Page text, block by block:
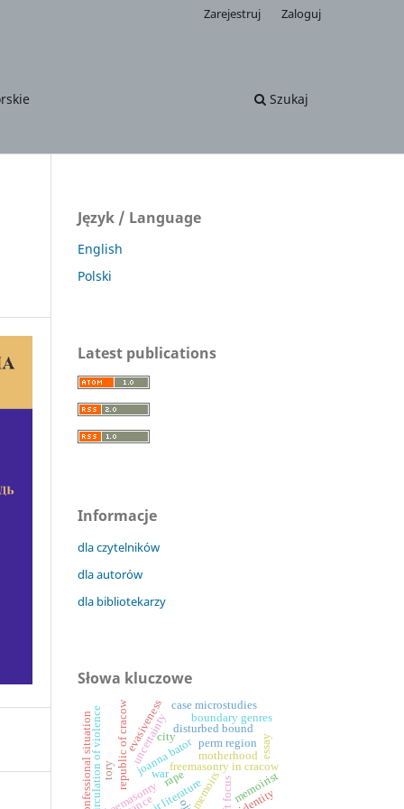
Szukaj
Zarejestruj Zaloguj
Język / Language
English
Polski
Latest publications
Informacje
dla czytelników
dla autorów
dla bibliotekarzy
Słowa kluczowe
freemasonry
freemasonry in cracow
republic of cracow motherhood
rape
disturbed bound
circulation of violence joanna bator
memoirs memoirist
boundary genres
soft focus
uncertainty
evasiveness case microstudies
identity
city
war
essay
tory
confessional situation perm region